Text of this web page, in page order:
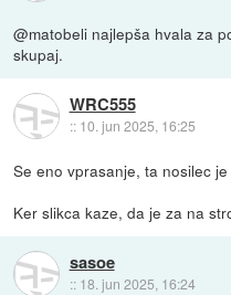
@matobeli najlepša hvala za
skupaj.
WRC555
:: 10. jun 2025, 16:25
Se eno vprasanje, ta nosilec
Ker slikca kaze, da je za na
sasoe
:: 18. jun 2025, 16:24